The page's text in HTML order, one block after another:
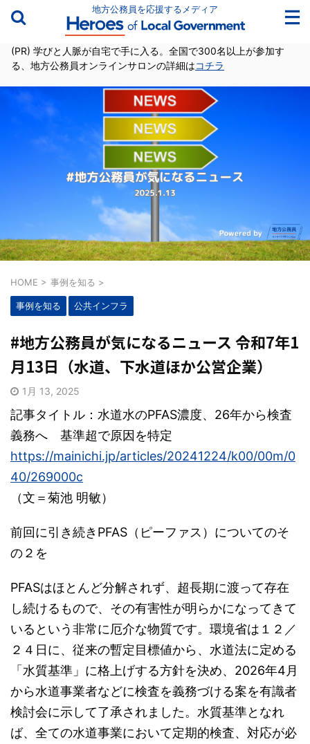
地方公務員を応援するメディア
(PR) 学びと人脈が自宅で手に入る。全国で300名以上が参加す
る、地方公務員オンラインサロンの詳細はコチラ
HOME > 事例を知る >
事例を知る 公共インフラ
#地方公務員が気になるニュース 令和7年1
月13日（水道、下水道ほか公営企業）
1月 13, 2025
記事タイトル：水道水のPFAS濃度、26年から検査
義務へ 基準超で原因を特定
https://mainichi.jp/articles/20241224/k00/00m/0
40/269000c
（文＝菊池 明敏）
前回に引き続きPFAS（ピーファス）についてのそ
の２を
PFASはほとんど分解されず、超長期に渡って存在
し続けるもので、その有害性が明らかになってきて
いるという非常に厄介な物質です。環境省は１２／
２４日に、従来の暫定目標値から、水道法に定める
「水質基準」に格上げする方針を決め、2026年4月
から水道事業者などに検査を義務づける案を有識者
検討会に示して了承されました。水質基準となれ
ば、全ての水道事業において定期的検査、対応が必